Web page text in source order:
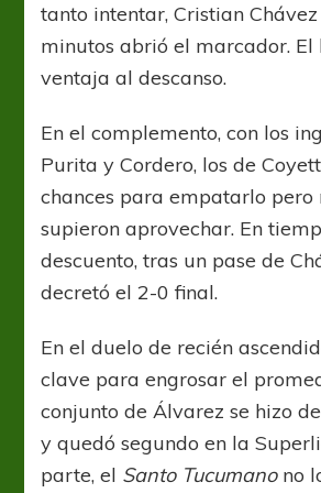
tanto intentar, Cristian
minutos abrió el marcador. El
ventaja al descanso.
En el complemento, con los
Purita y Cordero, los de
chances para empatarlo pero
supieron aprovechar. En
descuento, tras un pase de
decretó el 2-0 final.
En el duelo de recién
clave para engrosar el
conjunto de Álvarez se hizo
y quedó segundo en la
parte, el Santo Tucumanono